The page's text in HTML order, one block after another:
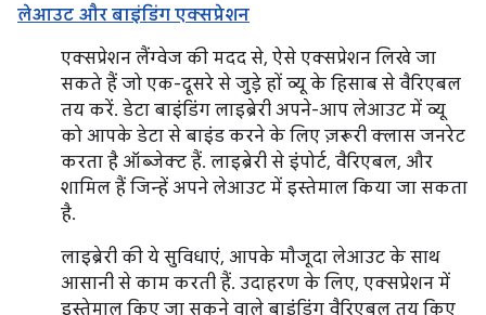
लेआउट और बाइंडिंग एक्सप्रेशन
एक्सप्रेशन लैंग्वेज की मदद से, ऐसे एक्सप्रेशन लिखे जा
सकते हैं जो एक-दूसरे से जुड़े हों व्यू के हिसाब से वैरिएबल
तय करें. डेटा बाइंडिंग लाइब्रेरी अपने-आप लेआउट में व्यू
को आपके डेटा से बाइंड करने के लिए ज़रूरी क्लास जनरेट
करता है ऑब्जेक्ट हैं. लाइब्रेरी से इंपोर्ट, वैरिएबल, और
शामिल हैं जिन्हें अपने लेआउट में इस्तेमाल किया जा सकता
है.
लाइब्रेरी की ये सुविधाएं, आपके मौजूदा लेआउट के साथ
आसानी से काम करती हैं. उदाहरण के लिए, एक्सप्रेशन में
इस्तेमाल किए जा सकने वाले बाइंडिंग वैरिएबल तय किए